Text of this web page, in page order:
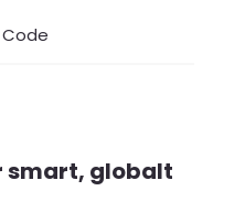
smart, globalt